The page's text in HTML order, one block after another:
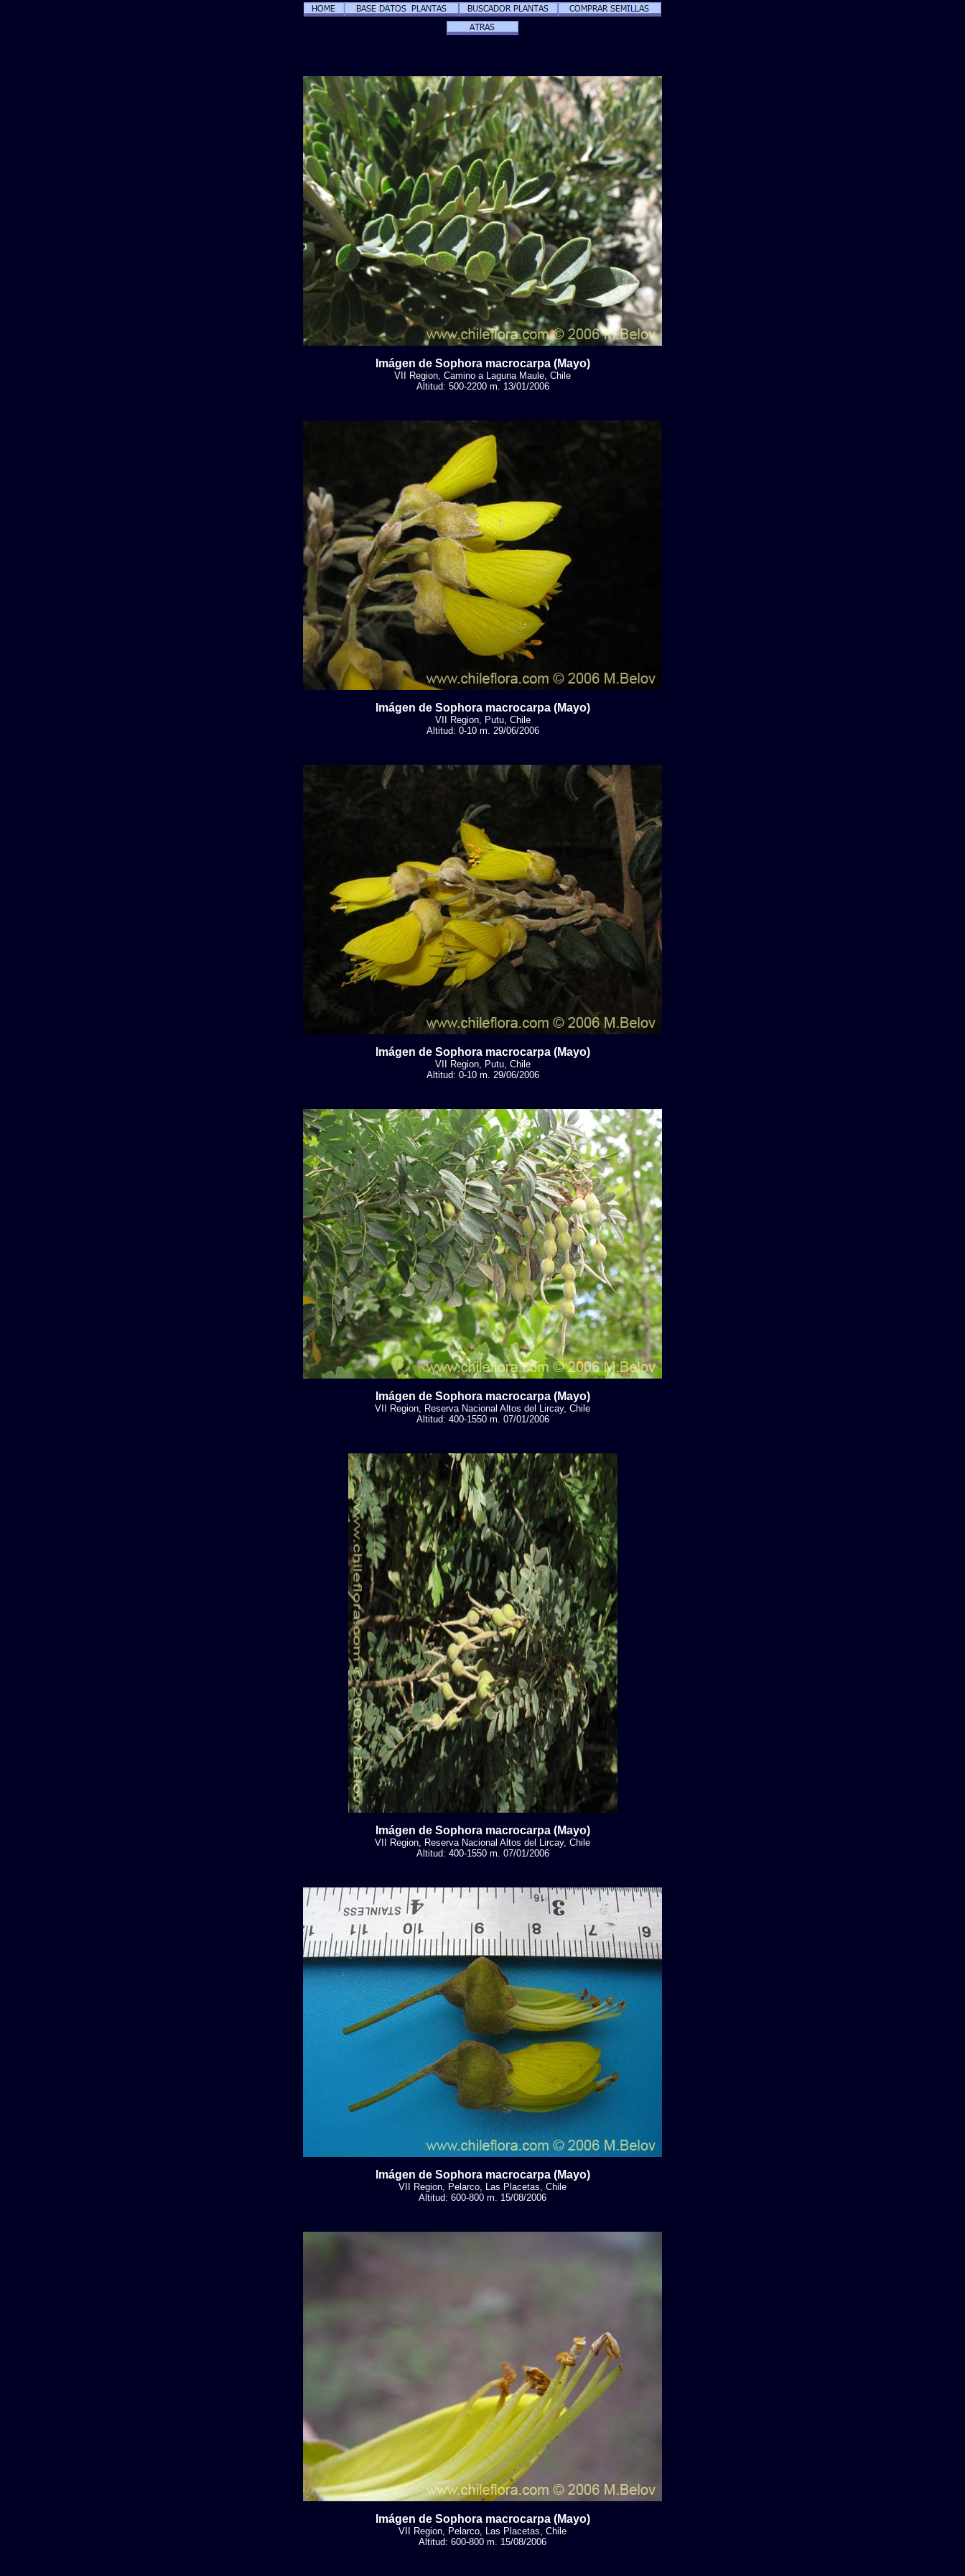
Imágen de Sophora macrocarpa (Mayo)
VII Region, Camino a Laguna Maule, Chile
Altitud: 500-2200 m. 13/01/2006
Imágen de Sophora macrocarpa (Mayo)
VII Region, Putu, Chile
Altitud: 0-10 m. 29/06/2006
Imágen de Sophora macrocarpa (Mayo)
VII Region, Putu, Chile
Altitud: 0-10 m. 29/06/2006
Imágen de Sophora macrocarpa (Mayo)
VII Region, Reserva Nacional Altos del Lircay, Chile
Altitud: 400-1550 m. 07/01/2006
Imágen de Sophora macrocarpa (Mayo)
VII Region, Reserva Nacional Altos del Lircay, Chile
Altitud: 400-1550 m. 07/01/2006
Imágen de Sophora macrocarpa (Mayo)
VII Region, Pelarco, Las Placetas, Chile
Altitud: 600-800 m. 15/08/2006
Imágen de Sophora macrocarpa (Mayo)
VII Region, Pelarco, Las Placetas, Chile
Altitud: 600-800 m. 15/08/2006